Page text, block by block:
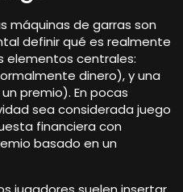
máquinas de garras son
definir qué es realmente
elementos centrales:
dinero), y una
premio). En pocas
sea considerada juego
financiera con
basado en un